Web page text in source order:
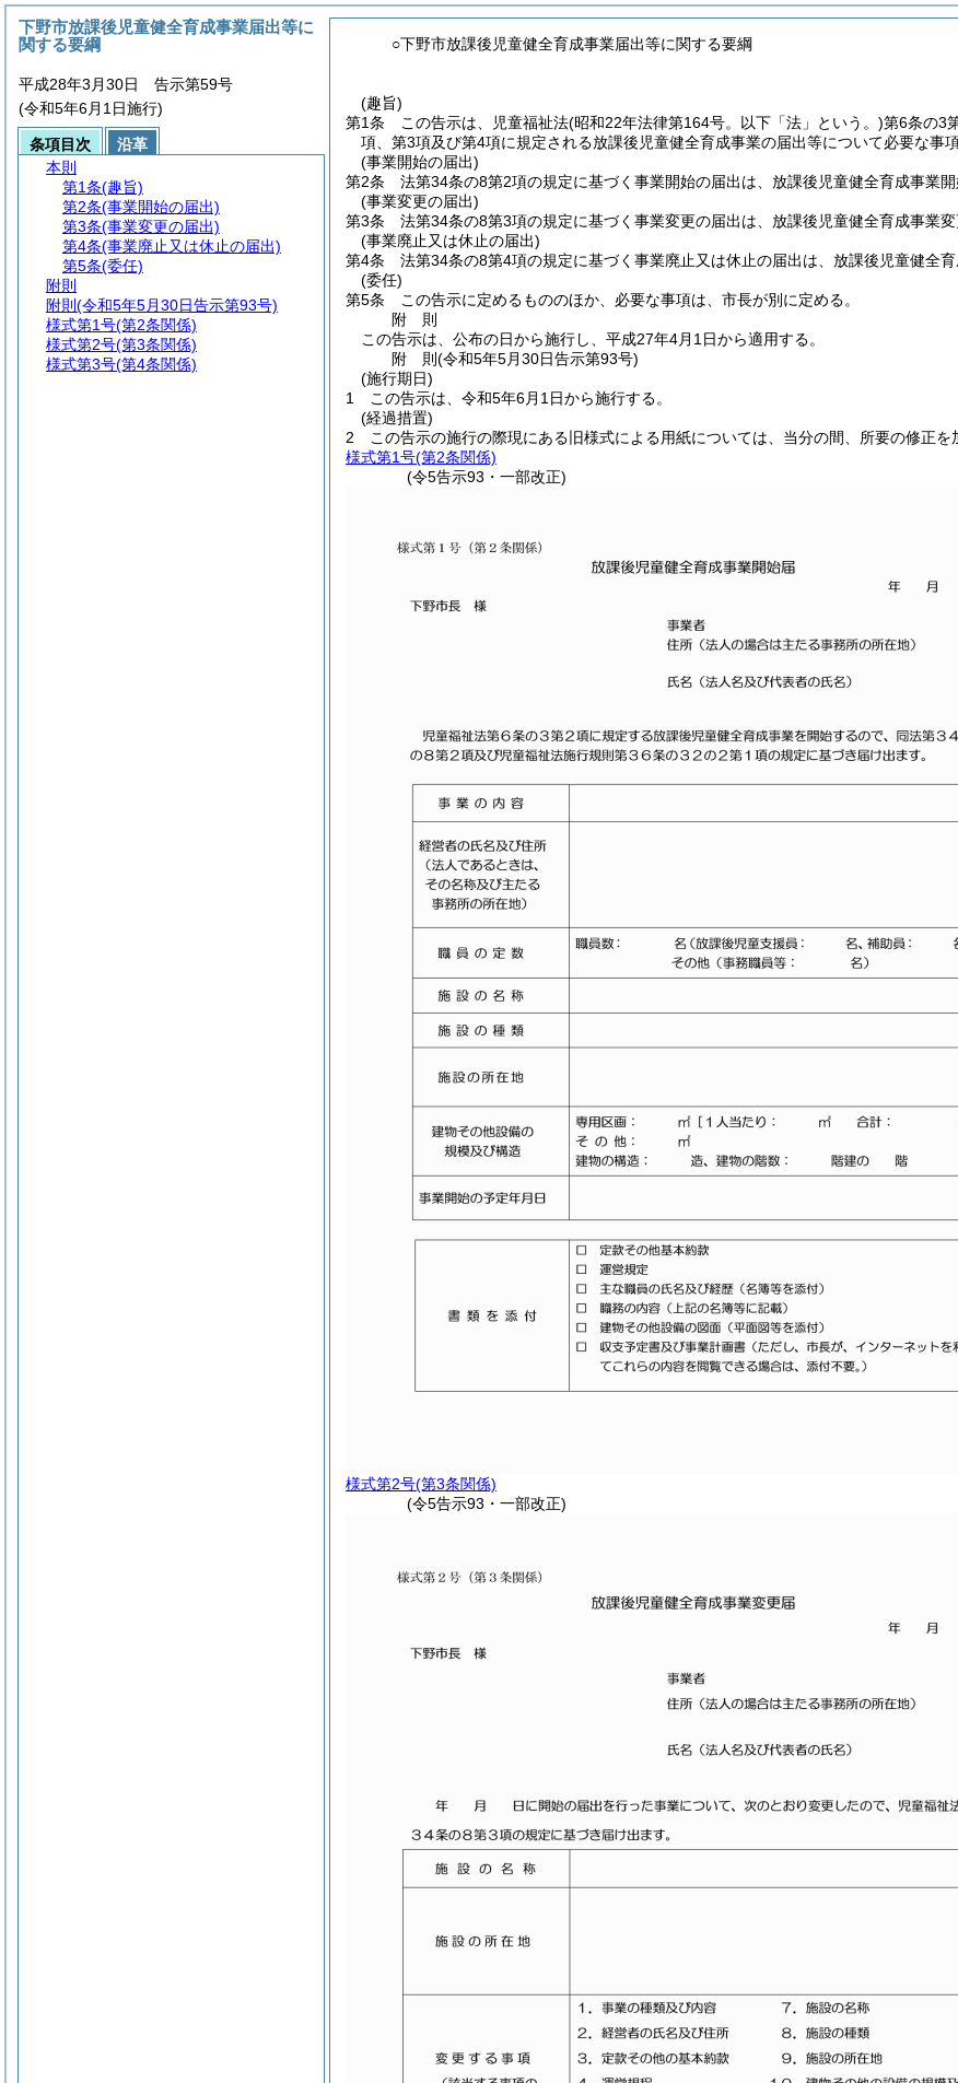
○下野市放課後児童健全育成事業届出等に関する要綱
(趣旨)
第1条
この告示は、児童福祉法(昭和22年法律第164号。以下「法」という。)第6条の3
項、第3項及び第4項に規定される放課後児童健全育成事業の届出等について必要な事
(事業開始の届出)
第2条
法第34条の8第2項の規定に基づく事業開始の届出は、放課後児童健全育成事業開
(事業変更の届出)
第3条
法第34条の8第3項の規定に基づく事業変更の届出は、放課後児童健全育成事業変
(事業廃止又は休止の届出)
第4条
法第34条の8第4項の規定に基づく事業廃止又は休止の届出は、放課後児童健全
(委任)
第5条
この告示に定めるもののほか、必要な事項は、市長が別に定める。
附 則
この告示は、公布の日から施行し、平成27年4月1日から適用する。
附 則(令和5年5月30日告示第93号)
(施行期日)
1
この告示は、令和5年6月1日から施行する。
(経過措置)
2
この告示の施行の際現にある旧様式による用紙については、当分の間、所要の修正を
様式第1号(第2条関係)
(令5告示93・一部改正)
様式第2号(第3条関係)
(令5告示93・一部改正)
下野市放課後児童健全育成事業届出等に
関する要綱
平成28年3月30日 告示第59号
(令和5年6月1日施行)
条項目次
沿革
本則
第1条(趣旨)
第2条(事業開始の届出)
第3条(事業変更の届出)
第4条(事業廃止又は休止の届出)
第5条(委任)
附則
附則 (令和5年5月30日告示第93号)
様式第1号(第2条関係)
様式第2号(第3条関係)
様式第3号(第4条関係)